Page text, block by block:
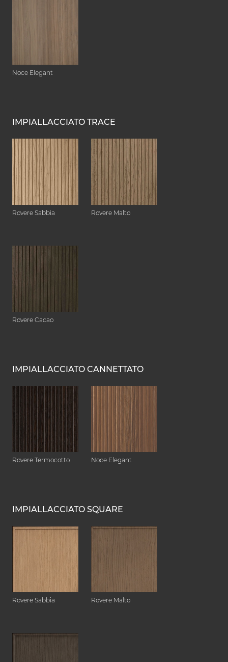
Noce Elegant
IMPIALLACCIATO TRACE
Rovere Sabbia Rovere Malto
Rovere Cacao
IMPIALLACCIATO CANNETTATO
Rovere Termocotto Noce Elegant
IMPIALLACCIATO SQUARE
Rovere Sabbia Rovere Malto